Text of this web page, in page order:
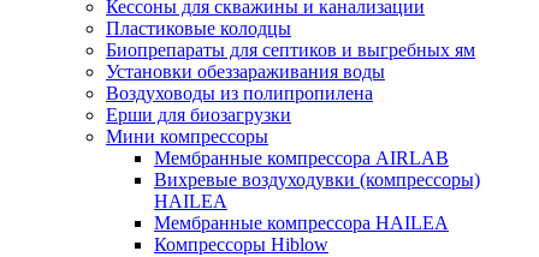
Кессоны для скважины и канализации
Пластиковые колодцы
Биопрепараты для септиков и выгребных ям
Установки обеззараживания воды
Воздуховоды из полипропилена
Ерши для биозагрузки
Мини компрессоры
Мембранные компрессора AIRLAB
Вихревые воздуходувки (компрессоры)
HAILEA
Мембранные компрессора HAILEA
Компрессоры Hiblow